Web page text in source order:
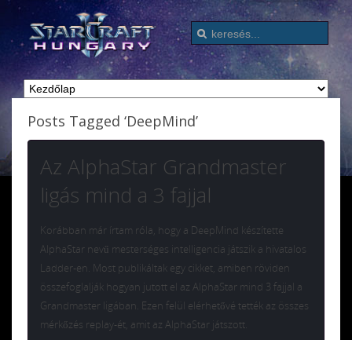
Posts Tagged ‘DeepMind’
Az AlphaStar Grandmaster
ligás mind a 3 fajjal
Korábban már írtam róla, hogy a DeepMind készítette
AlphaStar nevű mesterséges intelligencia játszik a hivatalos
Ladder-en. Most publikáltak egy cikket, amiben röviden
összefoglalják hogyan jutott el az AlphaStar mind 3 fajjal a
Grandmaster ligában. Ezen felül elérhetővé tették az összes
mérkőzés replay-ét, amit az AlphaStar játszott.